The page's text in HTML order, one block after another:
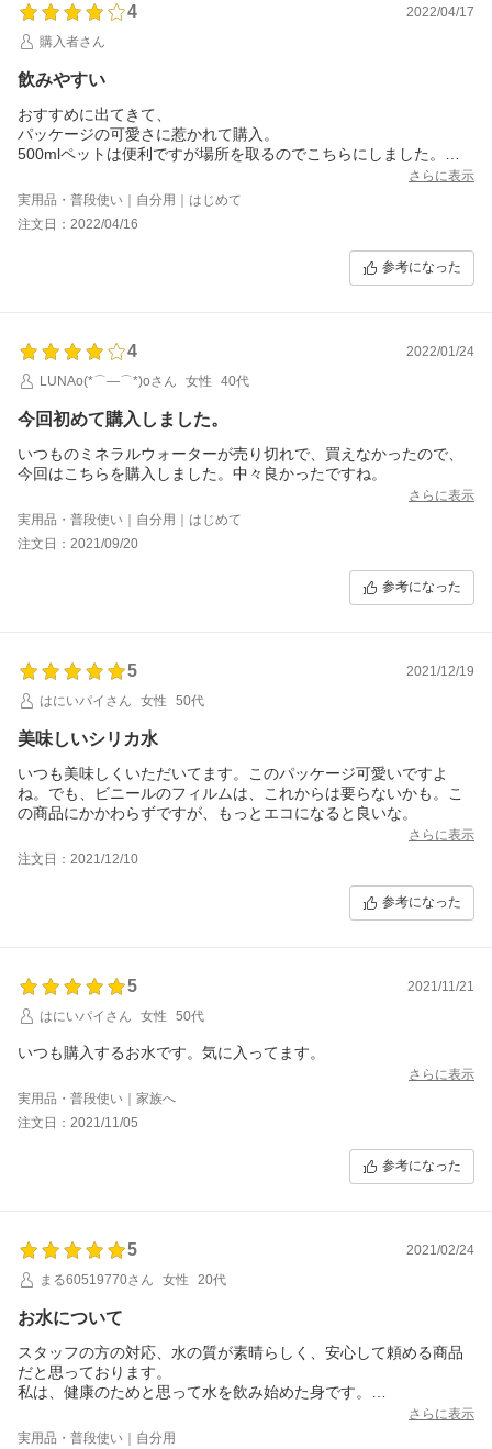
4
2022/04/17
購入者さん
飲みやすい
おすすめに出てきて、
パッケージの可愛さに惹かれて購入。
500mlペットは便利ですが場所を取るのでこちらにしました。
先に購入していた別店舗のシリカ水に比べてシリカ含有量は多い
ものの柔らかく飲みやすくて満足です。
配送も早かったです。
さらに表示
実用品・普段使い｜自分用｜はじめて
注文日：2022/04/16
参考になった
4
2022/01/24
LUNAo(*⌒―⌒*)oさん
女性 40代
今回初めて購入しました。
いつものミネラルウォーターが売り切れで、買えなかったので、
今回はこちらを購入しました。中々良かったですね。
さらに表示
実用品・普段使い｜自分用｜はじめて
注文日：2021/09/20
参考になった
5
2021/12/19
はにいパイさん
女性 50代
美味しいシリカ水
いつも美味しくいただいてます。このパッケージ可愛いですよ
ね。でも、ビニールのフィルムは、これからは要らないかも。こ
の商品にかかわらずですが、もっとエコになると良いな。
さらに表示
注文日：2021/12/10
参考になった
5
2021/11/21
はにいパイさん
女性 50代
いつも購入するお水です。気に入ってます。
さらに表示
実用品・普段使い｜家族へ
注文日：2021/11/05
参考になった
5
2021/02/24
まる60519770さん
女性 20代
お水について
スタッフの方の対応、水の質が素晴らしく、安心して頼める商品
だと思っております。
私は、健康のためと思って水を飲み始めた身です。
このお水はとても飲みやすく、気がついたら一本開けてたという
さらに表示
実用品・普段使い｜自分用